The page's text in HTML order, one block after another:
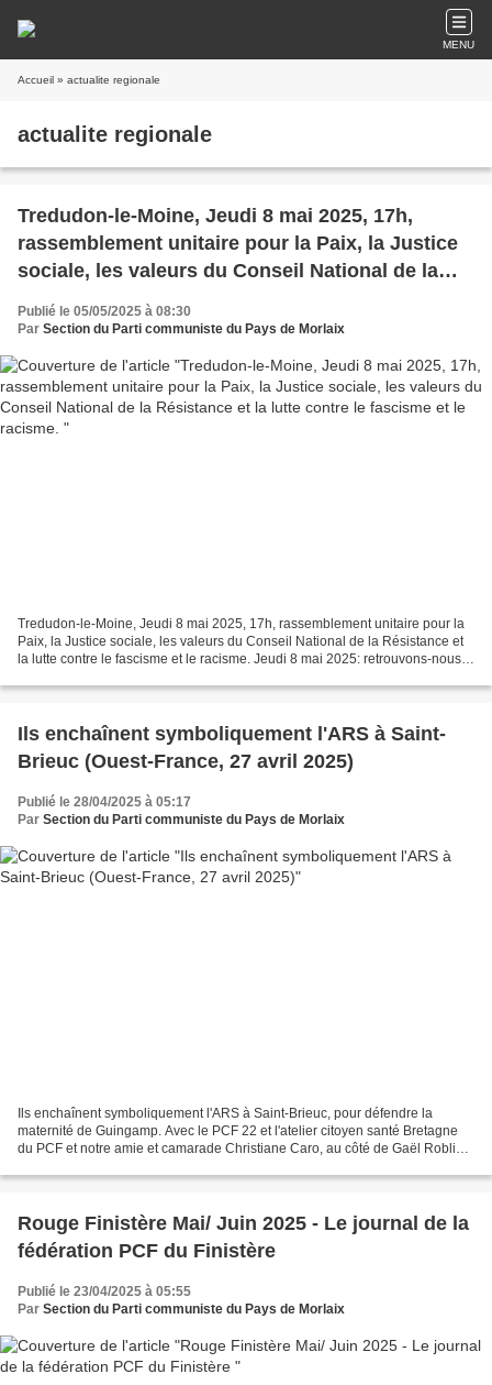
MENU
Accueil » actualite regionale
actualite regionale
Tredudon-le-Moine, Jeudi 8 mai 2025, 17h,
rassemblement unitaire pour la Paix, la Justice
sociale, les valeurs du Conseil National de la
Résistance et la lutte contre le fascisme et le
racisme.
Publié le 05/05/2025 à 08:30
Par Section du Parti communiste du Pays de Morlaix
Tredudon-le-Moine, Jeudi 8 mai 2025, 17h, rassemblement unitaire pour la
Paix, la Justice sociale, les valeurs du Conseil National de la Résistance et
la lutte contre le fascisme et le racisme. Jeudi 8 mai 2025: retrouvons-nous à
Ils enchaînent symboliquement l'ARS à Saint-
Brieuc (Ouest-France, 27 avril 2025)
Publié le 28/04/2025 à 05:17
Par Section du Parti communiste du Pays de Morlaix
Ils enchaînent symboliquement l'ARS à Saint-Brieuc, pour défendre la
maternité de Guingamp. Avec le PCF 22 et l'atelier citoyen santé Bretagne
du PCF et notre amie et camarade Christiane Caro, au côté de Gaël Roblin,
Rouge Finistère Mai/ Juin 2025 - Le journal de la
fédération PCF du Finistère
Publié le 23/04/2025 à 05:55
Par Section du Parti communiste du Pays de Morlaix